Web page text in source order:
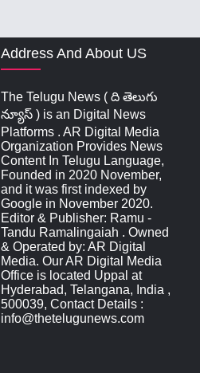
Address And About US
The Telugu News ( ది తెలుగు
న్యూస్‌ ) is an Digital News
Platforms . AR Digital Media
Organization Provides News
Content In Telugu Language,
Founded in 2020 November,
and it was first indexed by
Google in November 2020.
Editor & Publisher: Ramu -
Tandu Ramalingaiah . Owned
& Operated by: AR Digital
Media. Our AR Digital Media
Office is located Uppal at
Hyderabad, Telangana, India ,
500039, Contact Details :
info@thetelugunews.com